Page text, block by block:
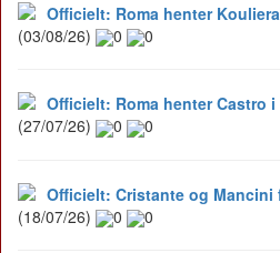
Officielt: Roma henter
(03/08/26)
0 0
Officielt: Roma henter Castro
(27/07/26)
0 0
Officielt: Cristante og
(18/07/26)
0 0